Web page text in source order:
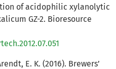
of acidophilic xylanolytic
GZ-2. Bioresource
E. K. (2016). Brewers’